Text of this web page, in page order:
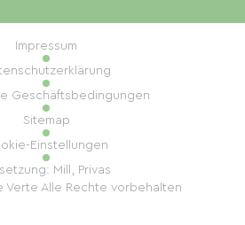
Verte Alle Rechte vorbehalten
Impressum
Geschäftsbedingungen
Sitemap
Einstellungen
Mill, Privas